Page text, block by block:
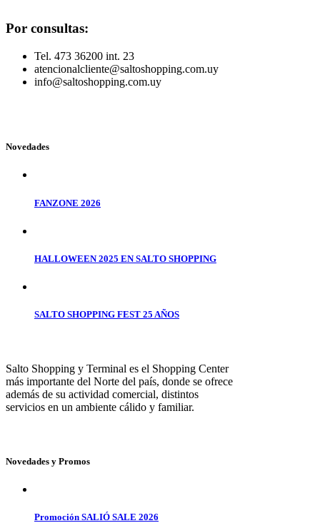
Por consultas:
Tel. 473 36200 int. 23
atencionalcliente@saltoshopping.com.uy
info@saltoshopping.com.uy
Novedades
FANZONE 2026
HALLOWEEN 2025 EN SALTO SHOPPING
SALTO SHOPPING FEST 25 AÑOS
Salto Shopping y Terminal es el Shopping Center
más importante del Norte del país, donde se ofrece
además de su actividad comercial, distintos
servicios en un ambiente cálido y familiar.
Novedades y Promos
Promoción SALIÓ SALE 2026